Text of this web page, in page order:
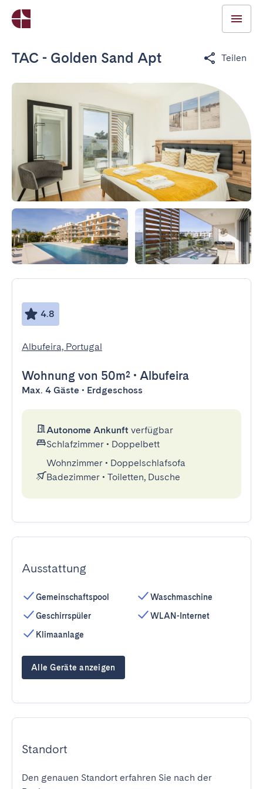
TAC - Golden Sand Apt Teilen
4.8
Albufeira, Portugal
Wohnung von 50m² • Albufeira
Max. 4 Gäste • Erdgeschoss
Autonome Ankunft verfügbar
Schlafzimmer • Doppelbett
Wohnzimmer • Doppelschlafsofa
Badezimmer • Toiletten, Dusche
Ausstattung
Gemeinschaftspool
Geschirrspüler
Klimaanlage
Waschmaschine
WLAN-Internet
Alle Geräte anzeigen
Standort
Den genauen Standort erfahren Sie nach der